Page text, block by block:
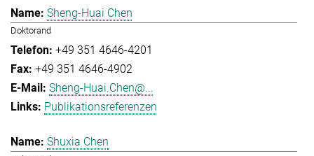
Sheng-Huai Chen
Doktorand
+49 351 4646-4201
+49 351 4646-4902
Sheng-Huai.Chen@...
Publikationsreferenzen
Shuxia Chen